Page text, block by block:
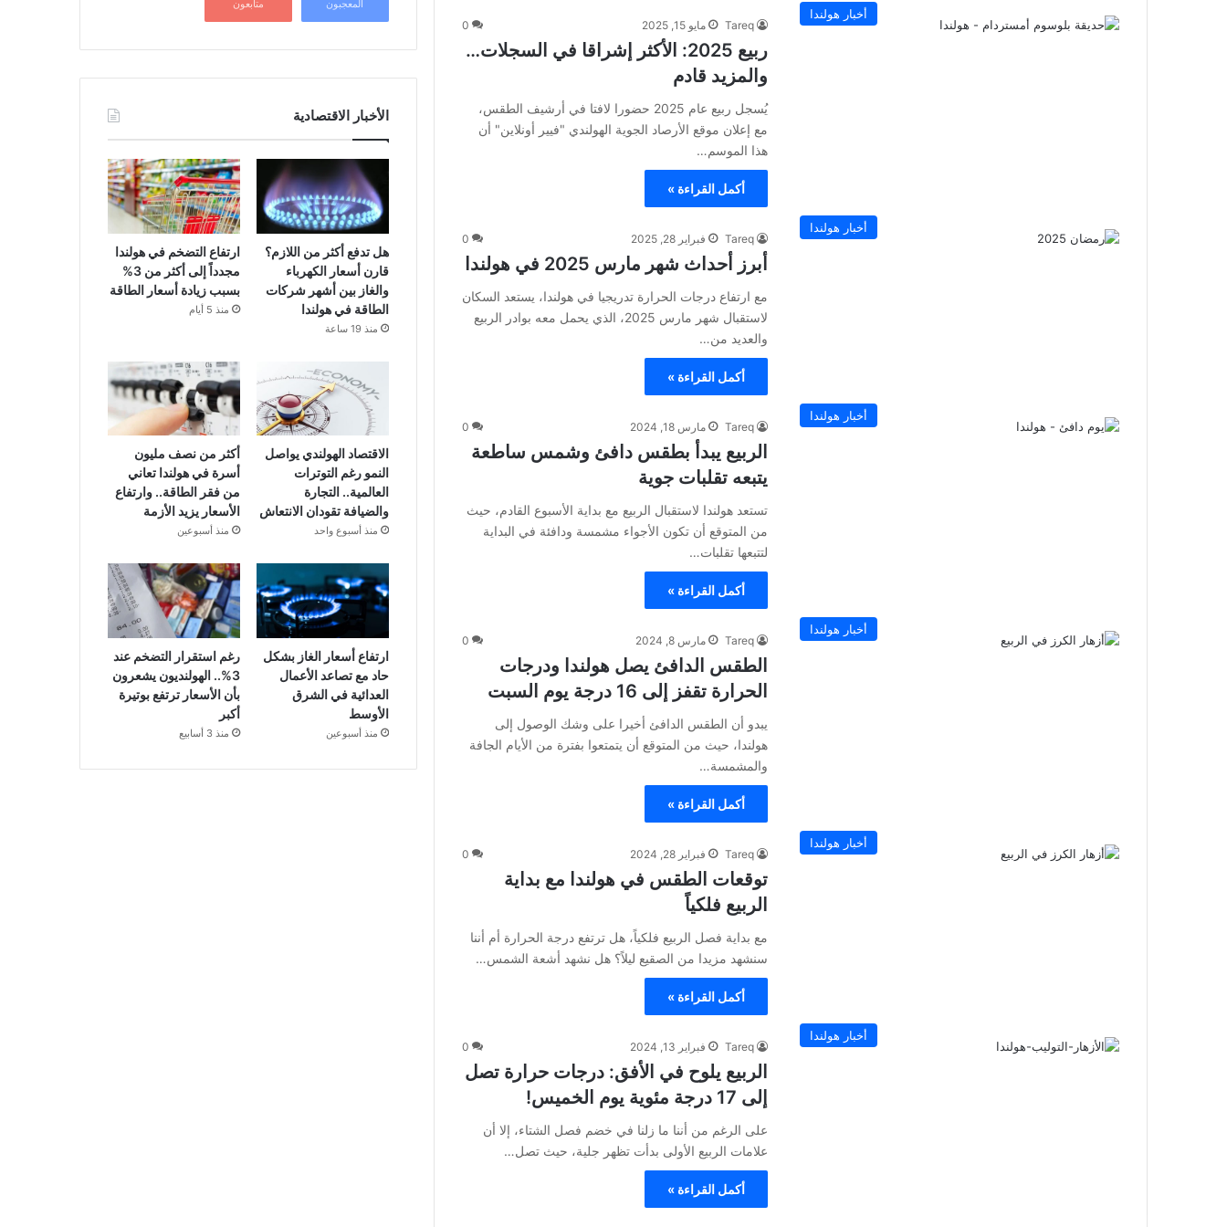
أخبار هولندا
Tareq مايو 15, 2025 0
ربيع 2025: الأكثر إشراقا في السجلات…
والمزيد قادم
يُسجل ربيع عام 2025 حضورا لافتا في أرشيف الطقس،
مع إعلان موقع الأرصاد الجوية الهولندي "فيير أونلاين" أن
هذا الموسم…
أكمل القراءة »
أخبار هولندا
Tareq فبراير 28, 2025 0
أبرز أحداث شهر مارس 2025 في هولندا
مع ارتفاع درجات الحرارة تدريجيا في هولندا، يستعد السكان
لاستقبال شهر مارس 2025، الذي يحمل معه بوادر الربيع
والعديد من…
أكمل القراءة »
أخبار هولندا
Tareq مارس 18, 2024 0
الربيع يبدأ بطقس دافئ وشمس ساطعة
يتبعه تقلبات جوية
تستعد هولندا لاستقبال الربيع مع بداية الأسبوع القادم، حيث
من المتوقع أن تكون الأجواء مشمسة ودافئة في البداية
لتتبعها تقلبات…
أكمل القراءة »
أخبار هولندا
Tareq مارس 8, 2024 0
الطقس الدافئ يصل هولندا ودرجات
الحرارة تقفز إلى 16 درجة يوم السبت
يبدو أن الطقس الدافئ أخيرا على وشك الوصول إلى
هولندا، حيث من المتوقع أن يتمتعوا بفترة من الأيام الجافة
والمشمسة…
أكمل القراءة »
أخبار هولندا
Tareq فبراير 28, 2024 0
توقعات الطقس في هولندا مع بداية
الربيع فلكياً
مع بداية فصل الربيع فلكياً، هل ترتفع درجة الحرارة أم أننا
سنشهد مزيدا من الصقيع ليلاً؟ هل نشهد أشعة الشمس…
أكمل القراءة »
أخبار هولندا
Tareq فبراير 13, 2024 0
الربيع يلوح في الأفق: درجات حرارة تصل
إلى 17 درجة مئوية يوم الخميس!
على الرغم من أننا ما زلنا في خضم فصل الشتاء، إلا أن
علامات الربيع الأولى بدأت تظهر جلية، حيث تصل…
أكمل القراءة »
المعجبون متابعون
الأخبار الاقتصادية
هل تدفع أكثر من اللازم؟
قارن أسعار الكهرباء
والغاز بين أشهر شركات
الطاقة في هولندا
منذ 19 ساعة
ارتفاع التضخم في هولندا
مجدداً إلى أكثر من 3%
بسبب زيادة أسعار الطاقة
منذ 5 أيام
الاقتصاد الهولندي يواصل
النمو رغم التوترات
العالمية.. التجارة
والضيافة تقودان الانتعاش
منذ أسبوع واحد
أكثر من نصف مليون
أسرة في هولندا تعاني
من فقر الطاقة.. وارتفاع
الأسعار يزيد الأزمة
منذ أسبوعين
ارتفاع أسعار الغاز بشكل
حاد مع تصاعد الأعمال
العدائية في الشرق
الأوسط
منذ أسبوعين
رغم استقرار التضخم عند
3%.. الهولنديون يشعرون
بأن الأسعار ترتفع بوتيرة
أكبر
منذ 3 أسابيع